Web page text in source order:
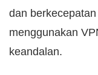
dan
menggunakan
keandalan.